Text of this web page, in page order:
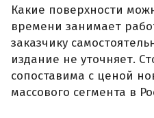
Какие поверхности
времени занимает
заказчику
издание не уточняет.
сопоставима с ценой
массового сегмента в